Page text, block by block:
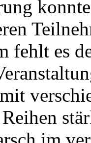
fehlt es